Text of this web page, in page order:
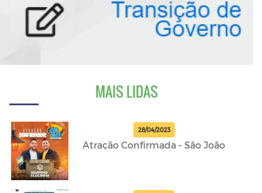
MAIS LIDAS
28/04/2023
Atração Confirmada - São João